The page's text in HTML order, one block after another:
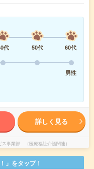
代 50代
60代
男性
詳しく見る
事業部 （医療福祉介護関連）
」をタップ！